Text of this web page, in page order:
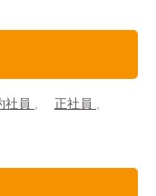
社員
正社員